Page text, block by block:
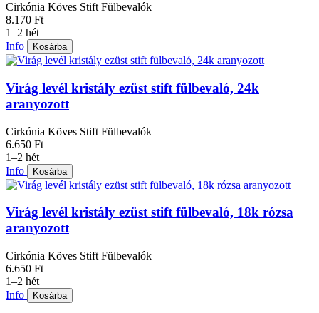
Cirkónia Köves Stift Fülbevalók
8.170 Ft
1–2 hét
Info
Kosárba
Virág levél kristály ezüst stift fülbevaló, 24k
aranyozott
Cirkónia Köves Stift Fülbevalók
6.650 Ft
1–2 hét
Info
Kosárba
Virág levél kristály ezüst stift fülbevaló, 18k rózsa
aranyozott
Cirkónia Köves Stift Fülbevalók
6.650 Ft
1–2 hét
Info
Kosárba